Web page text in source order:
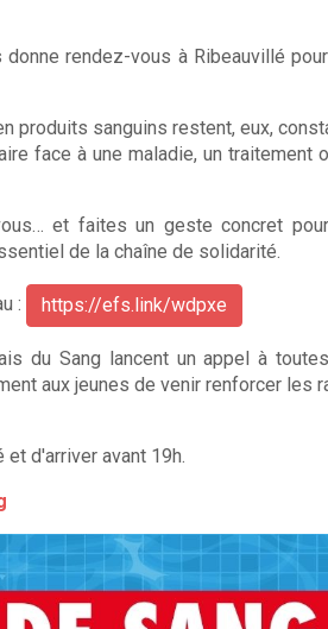
rendez-vous à Ribeauvillé
produits sanguins restent, eux,
face à une maladie, un traitement
et faites un geste concret
de la chaîne de solidarité.
: https://efs.link/wdpxe
du Sang lancent un appel à
aux jeunes de venir renforcer les
d'arriver avant 19h.